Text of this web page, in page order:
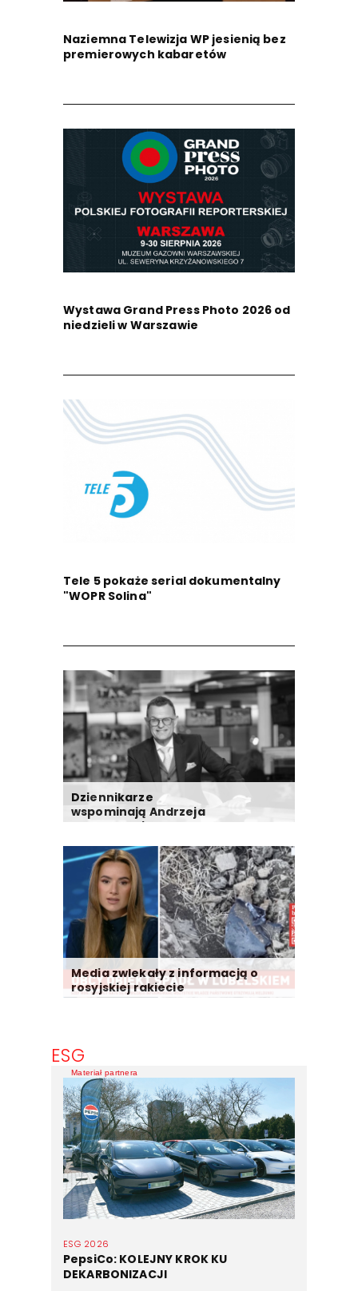
Naziemna Telewizja WP jesienią bez
premierowych kabaretów
Wystawa Grand Press Photo 2026 od
niedzieli w Warszawie
Tele 5 pokaże serial dokumentalny
"WOPR Solina"
Dziennikarze
wspominają Andrzeja
Morozowskiego
Media zwlekały z informacją o
rosyjskiej rakiecie
ESG
ESG 2026
PepsiCo: KOLEJNY KROK KU
DEKARBONIZACJI
Materiał partnera